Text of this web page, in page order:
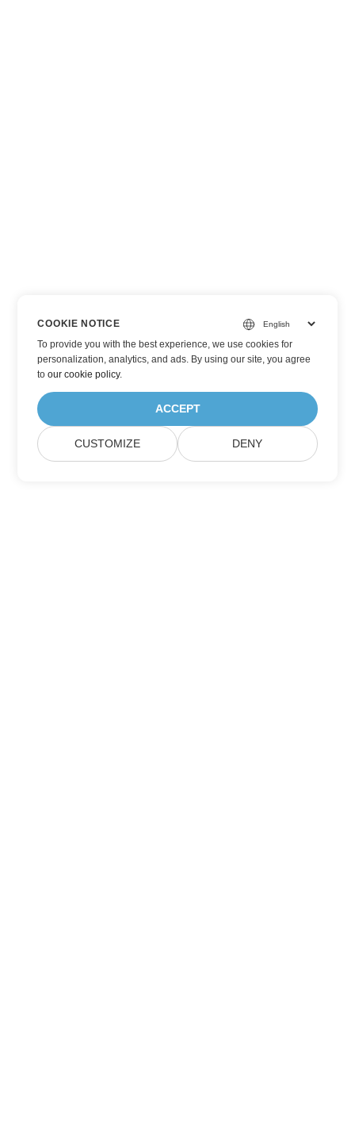
COOKIE NOTICE
To provide you with the best experience, we use cookies for
personalization, analytics, and ads. By using our site, you agree
toour cookie policy.
ACCEPT
CUSTOMIZE DENY